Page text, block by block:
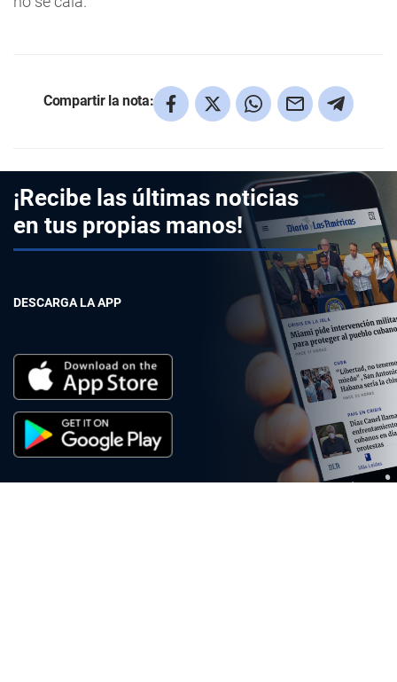
Compartir la nota:
¡Recibe las últimas noticias
en tus propias manos!
DESCARGA LA APP